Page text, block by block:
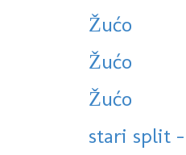
Žućo
Žućo
Žućo
stari split